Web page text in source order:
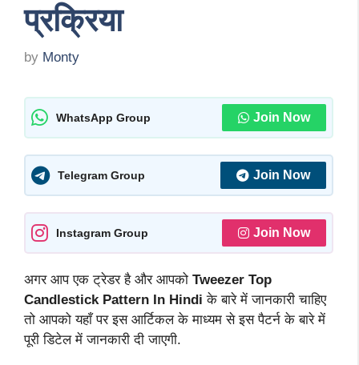
प्रक्रिया
by Monty
WhatsApp Group Join Now
Telegram Group Join Now
Instagram Group Join Now
अगर आप एक ट्रेडर है और आपको Tweezer Top
Candlestick Pattern In Hindiके बारे में जानकारी चाहिए
तो आपको यहाँ पर इस आर्टिकल के माध्यम से इस पैटर्न के बारे में
पूरी डिटेल में जानकारी दी जाएगी.